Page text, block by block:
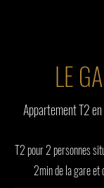
LE
Appartement T2
T2 pour 2 personnes
2min de la gare et